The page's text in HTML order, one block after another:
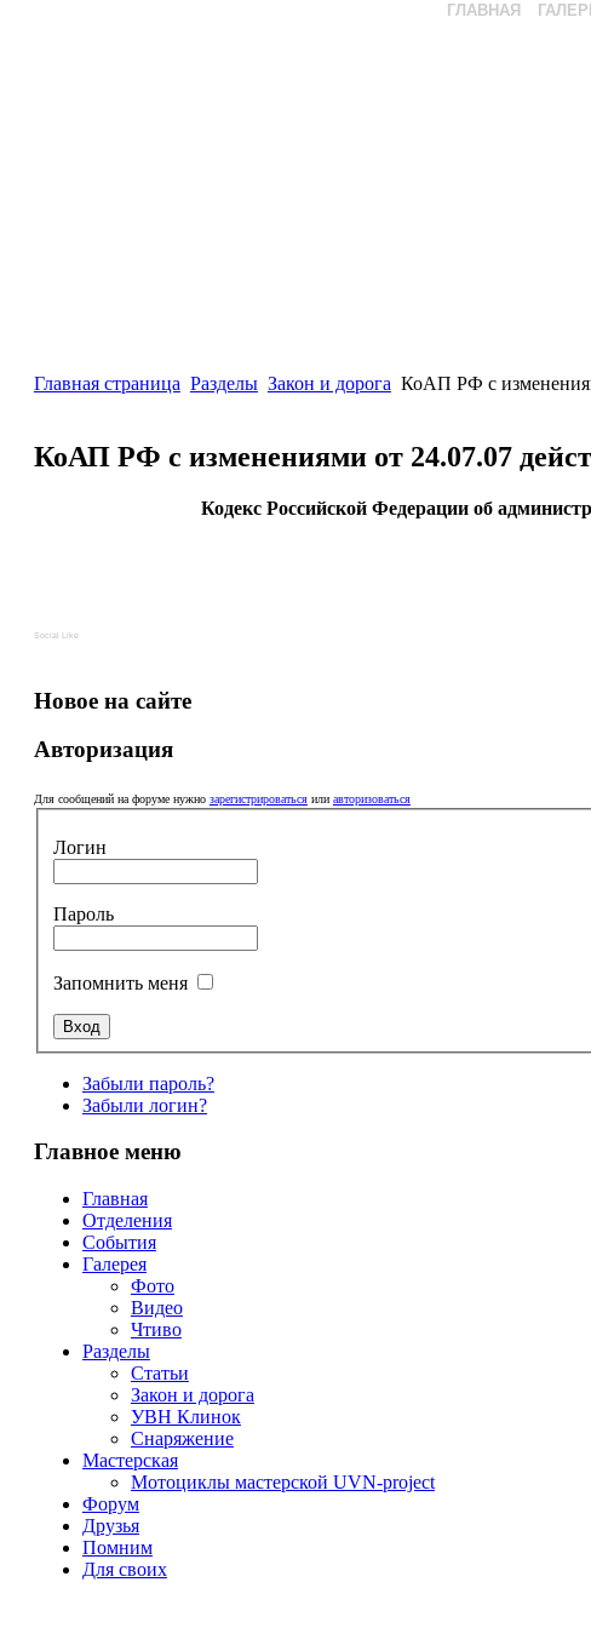
ГЛАВНАЯ
Главная страница Разделы Закон и дорога КоАП РФ с
КоАП РФ с изменениями от 24.07.07
Кодекс Российской Федерации об
Social Like
Новое на сайте
Авторизация
Для сообщений на форуме нужно зарегистрироватьсяили авторизоваться
Логин
Пароль
Запомнить меня
Забыли пароль?
Забыли логин?
Главное меню
Главная
Отделения
События
Галерея
Фото
Видео
Чтиво
Разделы
Статьи
Закон и дорога
УВН Клинок
Снаряжение
Мастерская
Мотоциклы мастерской UVN-project
Форум
Друзья
Помним
Для своих